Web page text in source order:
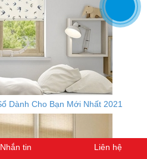
Dành Cho Bạn Mới Nhất 2021
Nhắn tin Liên hệ